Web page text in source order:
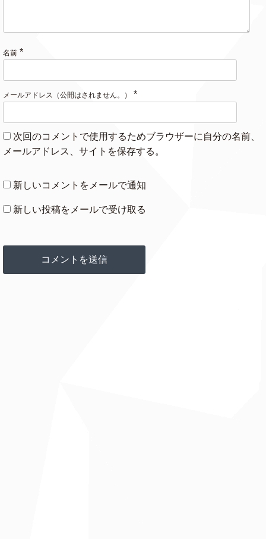
名前 *
メールアドレス（公開はされません。） *
次回のコメントで使用するためブラウザーに自分の名前、
メールアドレス、サイトを保存する。
新しいコメントをメールで通知
新しい投稿をメールで受け取る